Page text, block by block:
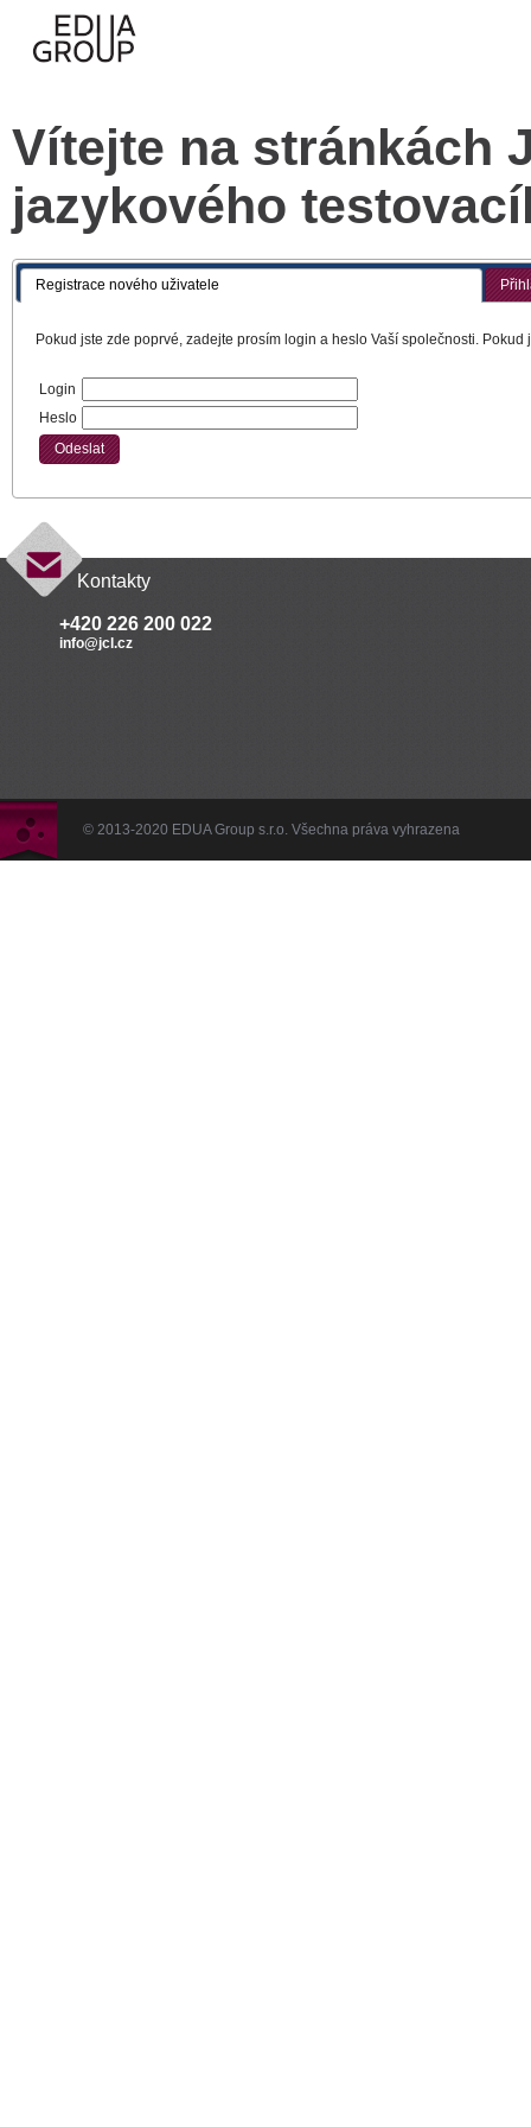
Vítejte na stránkách
jazykového
Registrace nového uživatele
Pokud jste zde poprvé, zadejte prosím login a heslo Vaší společnosti.
Login
Heslo
Kontakty
+420 226 200 022
info@jcl.cz
© 2013-2020 EDUA Group s.r.o. Všechna práva vyhrazena